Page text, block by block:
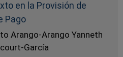
en la Provisión de
Pago
Arango-Arango Yanneth
García